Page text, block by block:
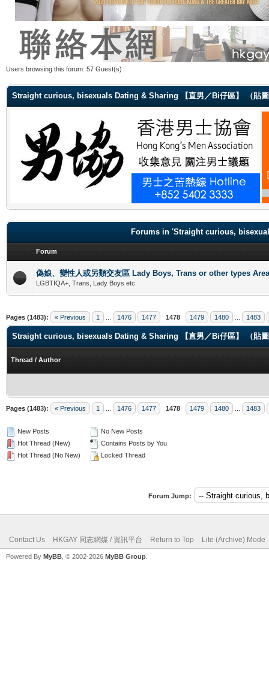
Users browsing this forum: 57 Guest(s)
Straight curious, bisexuals Dating & Sharing 【直男／Bi仔區】 （貼
Forums in 'Straight curious,
Forum
偽娘、變性人或另類交友區 Lady Boys, Trans or other types
LGBTIQA+, Trans, Lady Boys etc.
Pages (1483): « Previous 1 1476 1477 1478 1479 1480 1483
Straight curious, bisexuals Dating & Sharing 【直男／Bi仔區】 （貼
Thread / Author
Pages (1483): « Previous 1 1476 1477 1478 1479 1480 1483
New Posts
Hot Thread (New)
Hot Thread (No New)
No New Posts
Contains Posts by You
Locked Thread
Forum Jump:
Contact Us HKGAY 同志網媒 / 資訊平台 Return to Top Lite (Archive) Mode
Powered By MyBB , © 2002-2026 MyBB Group